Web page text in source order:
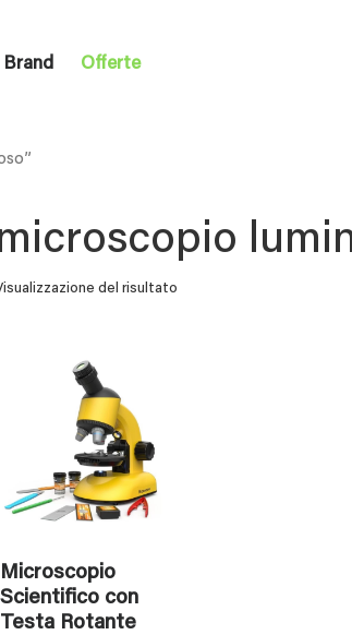
Brand Offerte
del risultato
Microscopio
Scientifico con
Testa Rotante